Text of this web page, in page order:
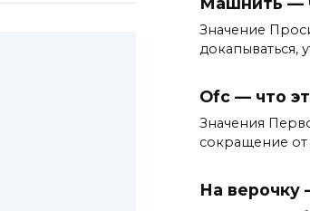
Значение
докапываться,
Ofc — что
Значения
сокращение от
На верочку